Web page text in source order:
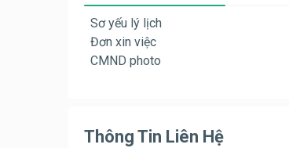
Sơ yếu lý lịch
Đơn xin việc
CMND photo
Thông Tin Liên Hệ